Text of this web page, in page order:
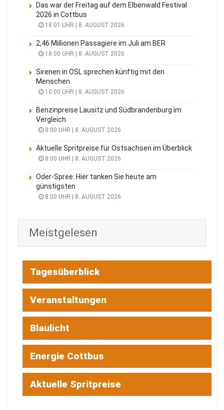
Das war der Freitag auf dem Elbenwald Festival
2026 in Cottbus
18:01 UHR | 8. AUGUST 2026
2,46 Millionen Passagiere im Juli am BER
18:00 UHR | 8. AUGUST 2026
Sirenen in OSL sprechen künftig mit den
Menschen
10:00 UHR | 8. AUGUST 2026
Benzinpreise Lausitz und Südbrandenburg im
Vergleich
8:00 UHR | 8. AUGUST 2026
Aktuelle Spritpreise für Ostsachsen im Überblick
8:00 UHR | 8. AUGUST 2026
Oder-Spree: Hier tanken Sie heute am
günstigsten
8:00 UHR | 8. AUGUST 2026
Meistgelesen
Tagesüberblick
Veranstaltungen
Blaulicht
Energie Cottbus
Aktuelle Spritpreise